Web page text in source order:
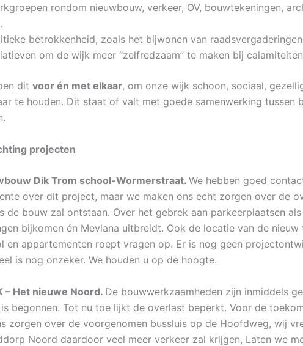
rondom nieuwbouw, verkeer, OV, bouwtekeningen,
betrokkenheid, zoals het bijwonen van
om de wijk meer “zelfredzaam” te maken bij
dit voor én met elkaar, om onze wijk schoon, sociaal,
te houden. Dit staat of valt met goede samenwerking tussen
projecten
Dik Trom school-Wormerstraat. We hebben goed
over dit project, maar we maken ons echt zorgen over de
de bouw zal ontstaan. Over het gebrek aan parkeerplaatsen
bijkomen én Mevlana uitbreidt. Ook de locatie van de nieuw
en appartementen roept vragen op. Er is nog geen
is nog onzeker. We houden u op de hoogte.
– Het nieuwe Noord. De bouwwerkzaamheden zijn inmiddels
is begonnen. Tot nu toe lijkt de overlast beperkt. Voor de
zorgen over de voorgenomen bussluis op de Hoofdweg, wij
Noord daardoor veel meer verkeer zal krijgen, Laten we